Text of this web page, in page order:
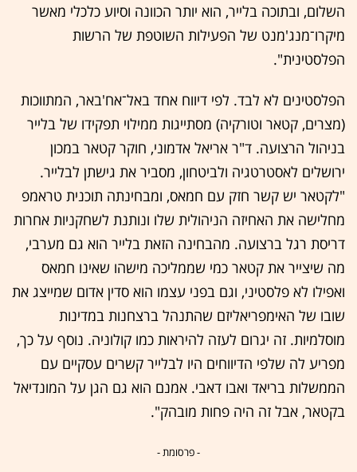
השלום, ובתוכה בלייר, הוא יותר הכוונה וסיוע כלכלי מאשר
מיקרו־מנג'מנט של הפעילות השוטפת של הרשות
הפלסטינית".
הפלסטינים לא לבד. לפי דיווח אחד באל־אח'באר, המתווכות
(מצרים, קטאר וטורקיה) מסתייגות ממילוי תפקידו של בלייר
בניהול הרצועה. ד"ר אריאל אדמוני, חוקר קטאר במכון
ירושלים לאסטרטגיה ולביטחון, מסביר את גישתן לבלייר.
"לקטאר יש קשר חזק עם חמאס, ומבחינתה תוכנית טראמפ
מחלישה את האחיזה הניהולית שלו ונותנת לשחקניות אחרות
דריסת רגל ברצועה. מהבחינה הזאת בלייר הוא גם מערבי,
מה שיצייר את קטאר כמי שממליכה מישהו שאינו חמאס
ואפילו לא פלסטיני, וגם בפני עצמו הוא סדין אדום שמייצג את
שובו של האימפריאליזם שהתנהל ברצחנות במדינות
מוסלמיות. זה יגרום לעזה להיראות כמו קולוניה. נוסף על כך,
מפריע לה שלפי הדיווחים היו לבלייר קשרים עסקיים עם
הממשלות בריאד ואבו דאבי. אמנם הוא גם הגן על המונדיאל
בקטאר, אבל זה היה פחות מובהק".
- פרסומת -